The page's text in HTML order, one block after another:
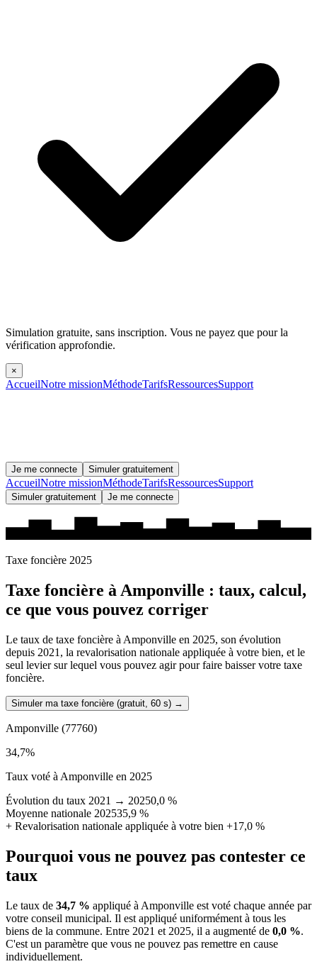
Simulation gratuite, sans inscription. Vous ne payez que pour la
vérification approfondie.
×
AccueilNotre missionMéthodeTarifsRessourcesSupport
Je me connecte Simuler gratuitement
AccueilNotre missionMéthodeTarifsRessourcesSupport
Simuler gratuitement Je me connecte
Taxe foncière 2025
Taxe foncière àAmponville : taux, calcul,
ce que vous pouvez corriger
Le taux de taxe foncière à Amponville en 2025, son évolution
depuis 2021, la revalorisation nationale appliquée à votre bien, et le
seul levier sur lequel vous pouvez agir pour faire baisser votre taxe
foncière.
Simuler ma taxe foncière (gratuit, 60 s) →
Amponville (77760)
34,7%
Taux voté à Amponville en 2025
Évolution du taux 2021 → 20250,0 %
Moyenne nationale 202535,9 %
+ Revalorisation nationale appliquée à votre bien +17,0 %
Pourquoi vous ne pouvez pas contester ce
taux
Le taux de 34,7 % appliqué à Amponville est voté chaque année par
votre conseil municipal. Il est appliqué uniformément à tous les
biens de la commune. Entre 2021 et 2025, il a augmenté de 0,0 %.
C'est un paramètre que vous ne pouvez pas remettre en cause
individuellement.